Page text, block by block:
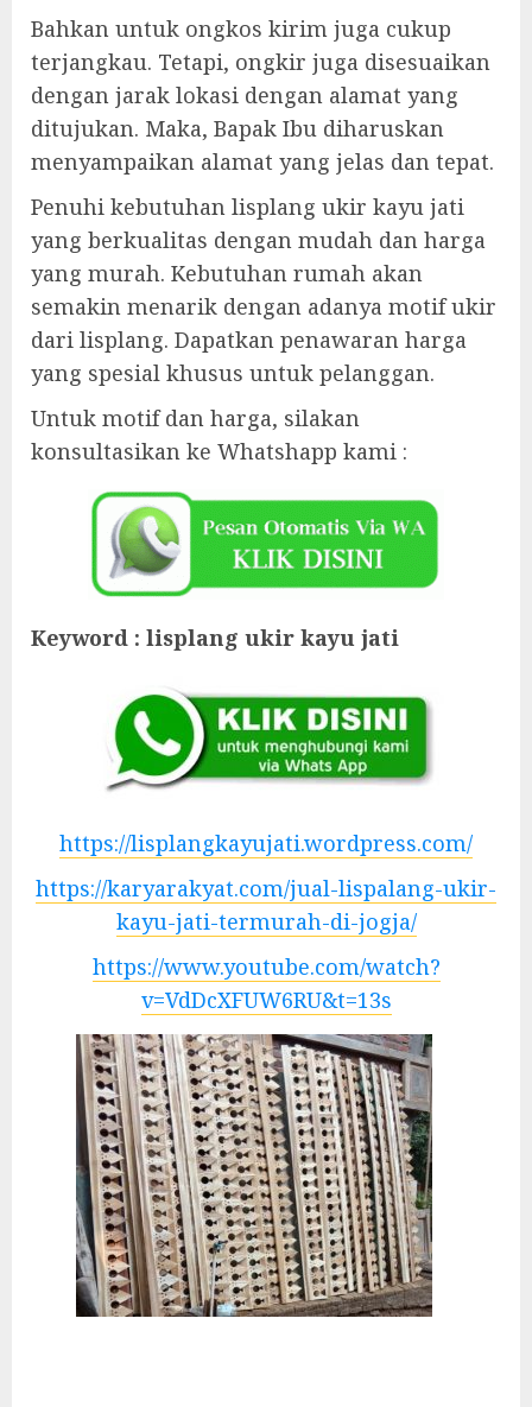
Bahkan untuk ongkos kirim juga cukup
terjangkau. Tetapi, ongkir juga disesuaikan
dengan jarak lokasi dengan alamat yang
ditujukan. Maka, Bapak Ibu diharuskan
menyampaikan alamat yang jelas dan tepat.
Penuhi kebutuhan lisplang ukir kayu jati
yang berkualitas dengan mudah dan harga
yang murah. Kebutuhan rumah akan
semakin menarik dengan adanya motif ukir
dari lisplang. Dapatkan penawaran harga
yang spesial khusus untuk pelanggan.
Untuk motif dan harga, silakan
konsultasikan ke Whatshapp kami :
Keyword : lisplang ukir kayu jati
https://lisplangkayujati.wordpress.com/
https://karyarakyat.com/jual-lispalang-ukir-
kayu-jati-termurah-di-jogja/
https://www.youtube.com/watch?
v=VdDcXFUW6RU&t=13s